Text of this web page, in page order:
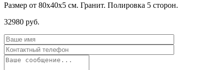
Размер от 80х40х5 см. Гранит. Полировка 5 сторон.
32980 руб.